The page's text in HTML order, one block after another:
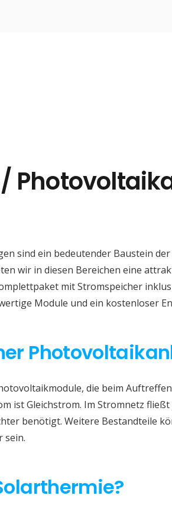
sind ein bedeutender Baustein
wir in diesen Bereichen eine
mit Stromspeicher
Module und ein kostenloser
die beim
ist Gleichstrom. Im Stromnetz fließt
benötigt. Weitere Bestandteile
sein.